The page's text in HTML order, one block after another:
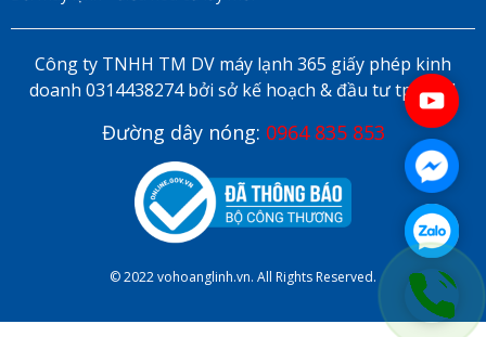
Công ty TNHH TM DV máy lạnh 365 giấy phép kinh
doanh 0314438274 bởi sở kế hoạch & đầu tư tp HCM
Đường dây nóng: 0964 835 853
© 2022 vohoanglinh.vn. All Rights Reserved.